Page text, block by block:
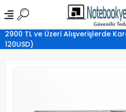
2900 TL ve Üzeri Alışverişlerde
120USD)